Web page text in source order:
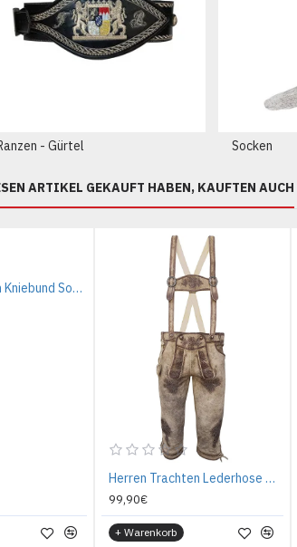
- Gürtel Socken
ARTIKEL GEKAUFT HABEN, KAUFTEN AUCH
2 Paar Trachten Kniebund Socken Natur
Herren Trachten Lederhose mit Träger, Hellbraun, Büffel Leder, Nostalgie Kniebund
99,90€
+ Warenkorb